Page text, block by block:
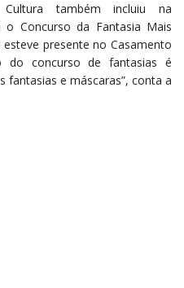
também incluiu na
o Concurso da Fantasia Mais
esteve presente no Casamento
do concurso de fantasias é
fantasias e máscaras”, conta a